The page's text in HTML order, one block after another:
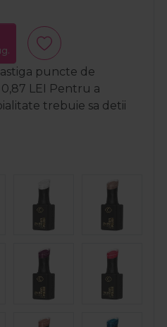
puncte de
0,87 LEI Pentru a
trebuie sa detii